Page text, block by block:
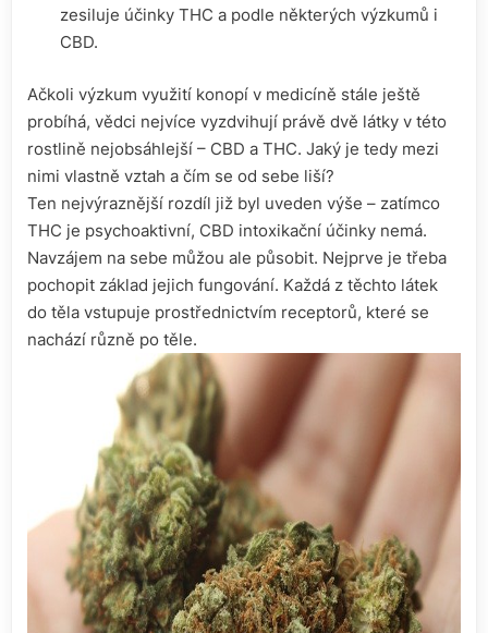
zesiluje účinky THC a podle některých výzkumů i
CBD.
Ačkoli výzkum využití konopí v medicíně stále ještě
probíhá, vědci nejvíce vyzdvihují právě dvě látky v této
rostlině nejobsáhlejší – CBD a THC. Jaký je tedy mezi
nimi vlastně vztah a čím se od sebe liší?
Ten nejvýraznější rozdíl již byl uveden výše – zatímco
THC je psychoaktivní, CBD intoxikační účinky nemá.
Navzájem na sebe můžou ale působit. Nejprve je třeba
pochopit základ jejich fungování. Každá z těchto látek
do těla vstupuje prostřednictvím receptorů, které se
nachází různě po těle.